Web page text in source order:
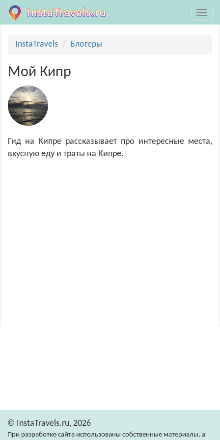
InstaTravels Блогеры
Мой Кипр
Гид на Кипре рассказывает про интересные места,
вкусную еду и траты на Кипре.
© InstaTravels.ru, 2026
При разработке сайта использованы собственные материалы, а